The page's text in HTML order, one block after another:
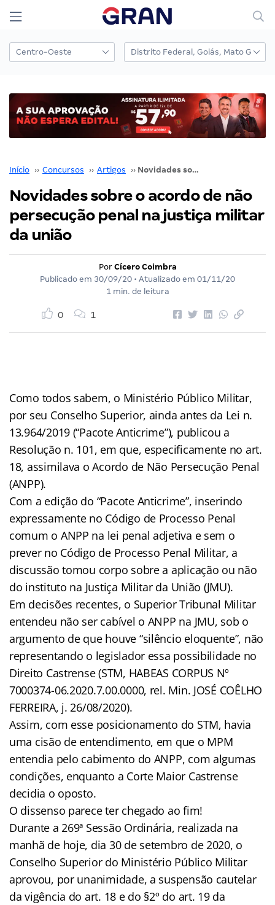
Início ›› Concursos ›› Artigos ›› Novidades sobre o acordo de não persecução penal na justiça militar da união
Novidades sobre o acordo de não
persecução penal na justiça militar
da união
Por Cícero Coimbra
Publicado em 30/09/20 • Atualizado em 01/11/20
1 min. de leitura
0 1
Como todos sabem, o Ministério Público Militar,
por seu Conselho Superior, ainda antes da Lei n.
13.964/2019 (“Pacote Anticrime”), publicou a
Resolução n. 101, em que, especificamente no art.
18, assimilava o Acordo de Não Persecução Penal
(ANPP).
Com a edição do “Pacote Anticrime”, inserindo
expressamente no Código de Processo Penal
comum o ANPP na lei penal adjetiva e sem o
prever no Código de Processo Penal Militar, a
discussão tomou corpo sobre a aplicação ou não
do instituto na Justiça Militar da União (JMU).
Em decisões recentes, o Superior Tribunal Militar
entendeu não ser cabível o ANPP na JMU, sob o
argumento de que houve “silêncio eloquente”, não
representando o legislador essa possibilidade no
Direito Castrense (STM, HABEAS CORPUS Nº
7000374-06.2020.7.00.0000, rel. Min. JOSÉ COÊLHO
FERREIRA, j. 26/08/2020).
Assim, com esse posicionamento do STM, havia
uma cisão de entendimento, em que o MPM
entendia pelo cabimento do ANPP, com algumas
condições, enquanto a Corte Maior Castrense
decidia o oposto.
O dissenso parece ter chegado ao fim!
Durante a 269ª Sessão Ordinária, realizada na
manhã de hoje, dia 30 de setembro de 2020, o
Conselho Superior do Ministério Público Militar
aprovou, por unanimidade, a suspensão cautelar
da vigência do art. 18 e do §2º do art. 19 da